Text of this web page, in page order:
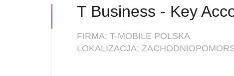
FIRMA: T-MOBILE POLSKA
LOKALIZACJA: